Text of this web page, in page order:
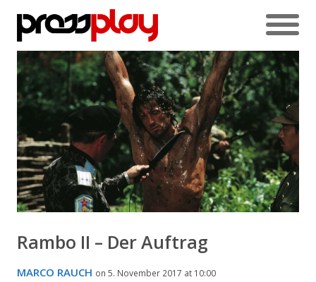
Rambo II – Der Auftrag
MARCO RAUCH on 5. November 2017 at 10:00